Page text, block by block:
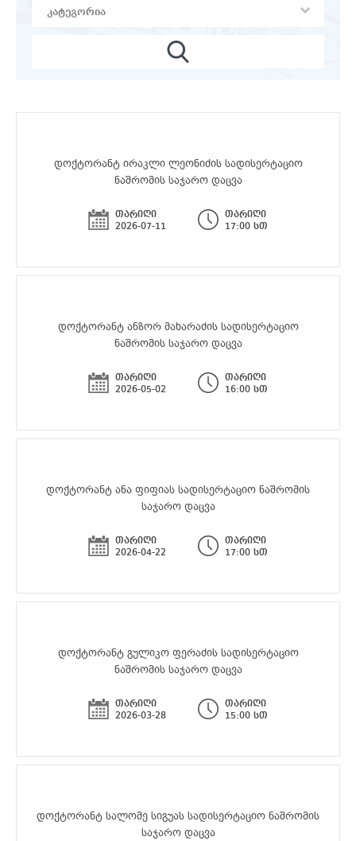
დოქტორანტ ირაკლი ლეონიძის სადისერტაციო
ნაშრომის საჯარო დაცვა
თარიღი
2026-07-11
თარიღი
17:00 სთ
დოქტორანტ ანზორ მახარაძის სადისერტაციო
ნაშრომის საჯარო დაცვა
თარიღი
2026-05-02
თარიღი
16:00 სთ
დოქტორანტ ანა ფიფიას სადისერტაციო ნაშრომის
საჯარო დაცვა
თარიღი
2026-04-22
თარიღი
17:00 სთ
დოქტორანტ გულიკო ფერაძის სადისერტაციო
ნაშრომის საჯარო დაცვა
თარიღი
2026-03-28
თარიღი
15:00 სთ
დოქტორანტ სალომე სიგუას სადისერტაციო ნაშრომის
საჯარო დაცვა